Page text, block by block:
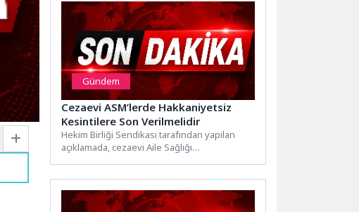
Gündem
Cezaevi ASM’lerde Hakkaniyetsiz
Kesintilere Son Verilmelidir
Hekim Birliği Sendikası tarafından yapılan
açıklamada, cezaevi Aile Sağlığı